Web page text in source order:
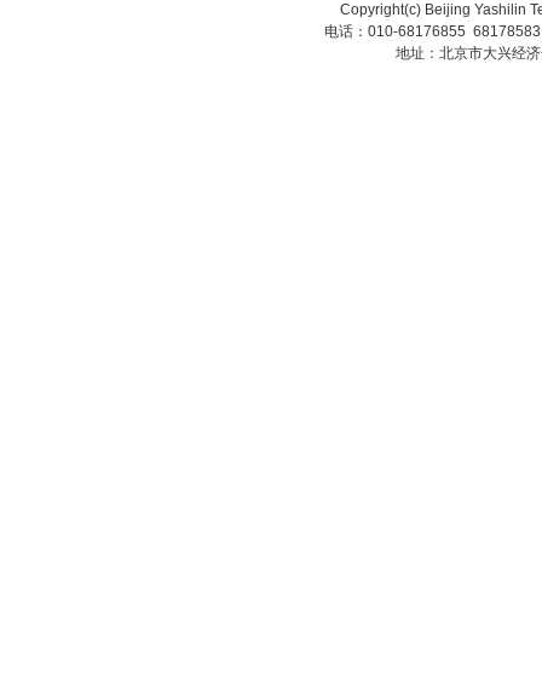
Copyright(c) Beijing Yashilin
电话：010-68176855
地址：北京市大兴经